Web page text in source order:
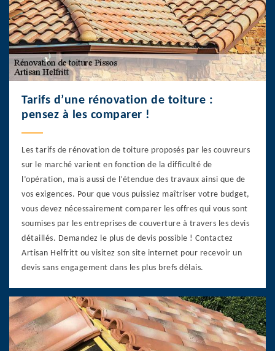
Tarifs d’une rénovation de toiture :
pensez à les comparer !
Les tarifs de rénovation de toiture proposés par les couvreurs
sur le marché varient en fonction de la difficulté de
l’opération, mais aussi de l’étendue des travaux ainsi que de
vos exigences. Pour que vous puissiez maîtriser votre budget,
vous devez nécessairement comparer les offres qui vous sont
soumises par les entreprises de couverture à travers les devis
détaillés. Demandez le plus de devis possible ! Contactez
Artisan Helfritt ou visitez son site internet pour recevoir un
devis sans engagement dans les plus brefs délais.